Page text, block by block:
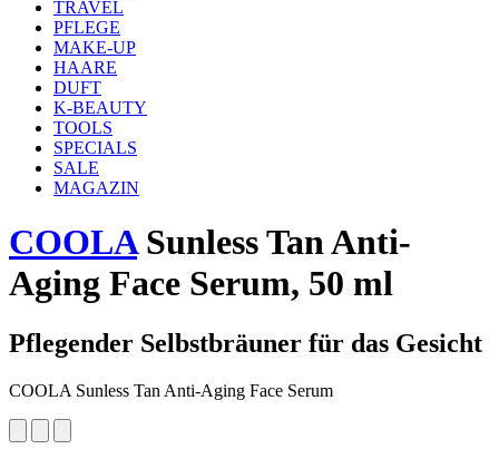
TRAVEL
PFLEGE
MAKE-UP
HAARE
DUFT
K-BEAUTY
TOOLS
SPECIALS
SALE
MAGAZIN
COOLASunless Tan Anti-
Aging Face Serum, 50 ml
Pflegender Selbstbräuner für das Gesicht
COOLA Sunless Tan Anti-Aging Face Serum